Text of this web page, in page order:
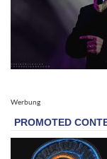
Werbung